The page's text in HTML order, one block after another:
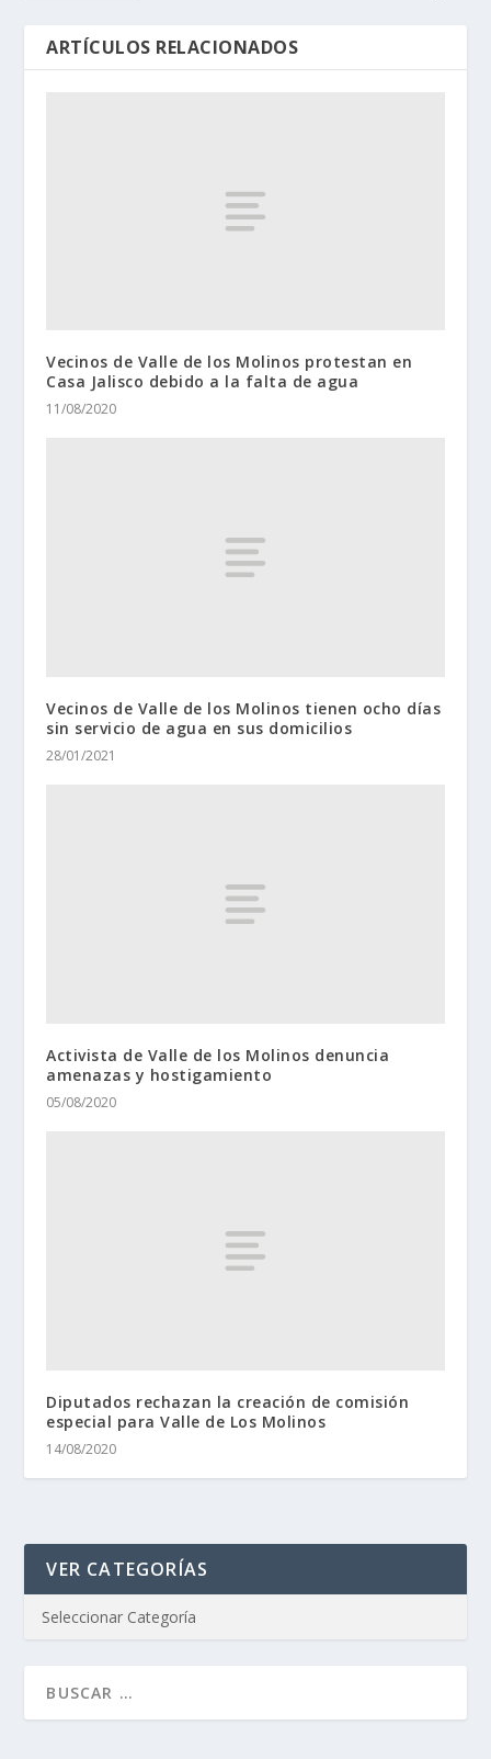
ARTÍCULOS RELACIONADOS
Vecinos de Valle de los Molinos protestan en
Casa Jalisco debido a la falta de agua
11/08/2020
Vecinos de Valle de los Molinos tienen ocho días
sin servicio de agua en sus domicilios
28/01/2021
Activista de Valle de los Molinos denuncia
amenazas y hostigamiento
05/08/2020
Diputados rechazan la creación de comisión
especial para Valle de Los Molinos
14/08/2020
VER CATEGORÍAS